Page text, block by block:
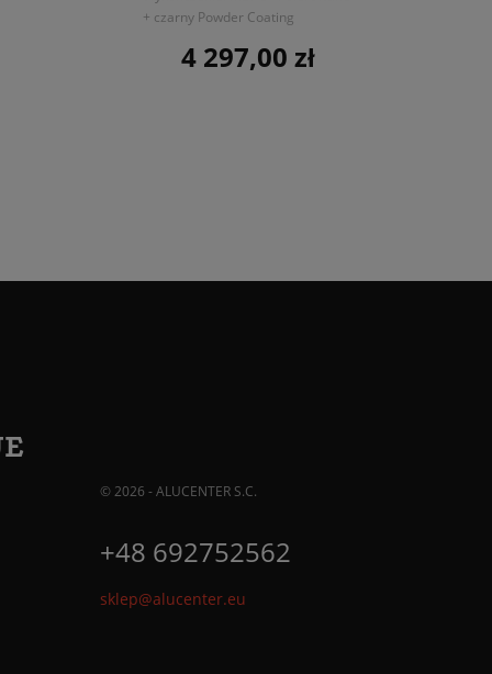
+ czarny Powder Coating
Cena
4 297,00 zł
© 2026 - ALUCENTER S.C.
+48 692752562
sklep@alucenter.eu